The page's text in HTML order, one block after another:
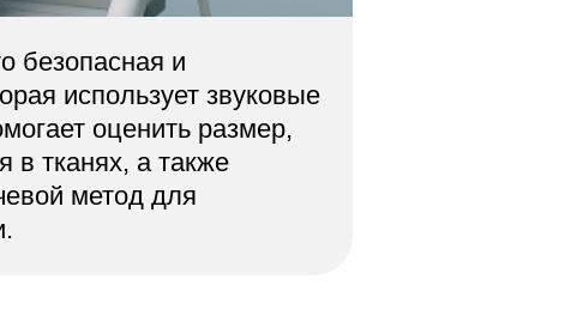
+7 (4742) 72-73-31
безопасная и
использует звуковые
оценить размер,
в тканях, а также
метод для